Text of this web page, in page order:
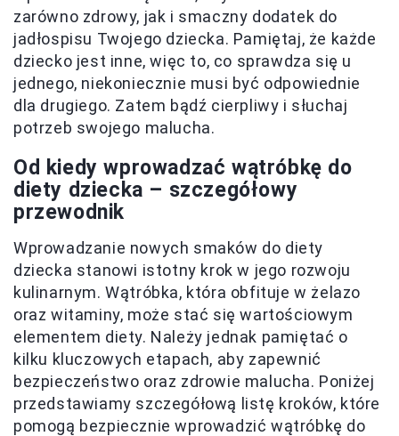
zarówno zdrowy, jak i smaczny dodatek do
jadłospisu Twojego dziecka. Pamiętaj, że każde
dziecko jest inne, więc to, co sprawdza się u
jednego, niekoniecznie musi być odpowiednie
dla drugiego. Zatem bądź cierpliwy i słuchaj
potrzeb swojego malucha.
Od kiedy wprowadzać wątróbkę do
diety dziecka – szczegółowy
przewodnik
Wprowadzanie nowych smaków do diety
dziecka stanowi istotny krok w jego rozwoju
kulinarnym. Wątróbka, która obfituje w żelazo
oraz witaminy, może stać się wartościowym
elementem diety. Należy jednak pamiętać o
kilku kluczowych etapach, aby zapewnić
bezpieczeństwo oraz zdrowie malucha. Poniżej
przedstawiamy szczegółową listę kroków, które
pomogą bezpiecznie wprowadzić wątróbkę do